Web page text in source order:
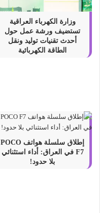
وزارة الكهرباء العراقية
تستضيف ورشة عمل حول
أحدث تقنيات توليد ونقل
الطاقة الكهربائية
إطلاق سلسلة هواتف POCO
F7 في العراق: أداء استثنائي
بلا حدود!